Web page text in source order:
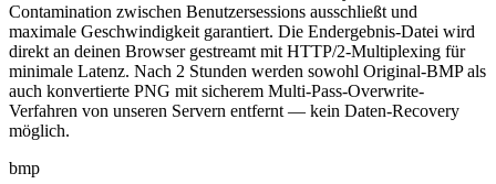
Contamination zwischen Benutzersessions ausschließt und
maximale Geschwindigkeit garantiert. Die Endergebnis-Datei wird
direkt an deinen Browser gestreamt mit HTTP/2-Multiplexing für
minimale Latenz. Nach 2 Stunden werden sowohl Original-BMP als
auch konvertierte PNG mit sicherem Multi-Pass-Overwrite-
Verfahren von unseren Servern entfernt — kein Daten-Recovery
möglich.
bmp